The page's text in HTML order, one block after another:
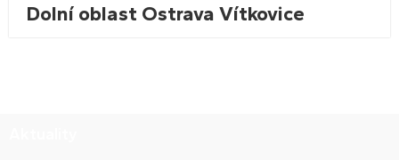
Dolní oblast Ostrava Vítkovice